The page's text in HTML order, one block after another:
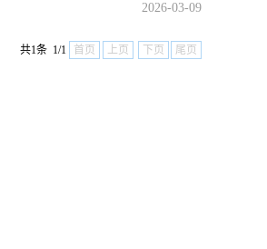
2026-03-09
共1条 1/1 首页 上页 下页 尾页